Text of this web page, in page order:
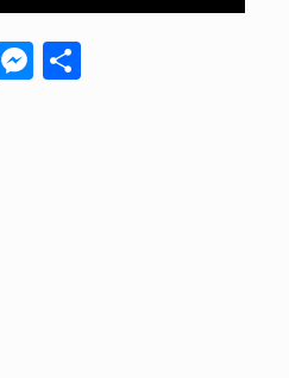
Telegram
Messenger